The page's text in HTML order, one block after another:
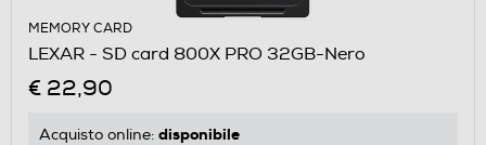
MEMORY CARD
LEXAR - SD card 800X PRO 32GB-Nero
€ 22,90
Acquisto online: disponibile